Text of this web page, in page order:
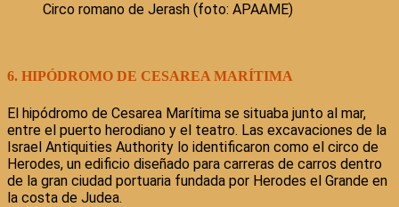
Circo romano de Jerash (foto: APAAME)
6. HIPÓDROMO DE CESAREA MARÍTIMA
El hipódromo de Cesarea Marítima se situaba junto al mar,
entre el puerto herodiano y el teatro. Las excavaciones de la
Israel Antiquities Authority lo identificaron como el circo de
Herodes, un edificio diseñado para carreras de carros dentro
de la gran ciudad portuaria fundada por Herodes el Grande en
la costa de Judea.